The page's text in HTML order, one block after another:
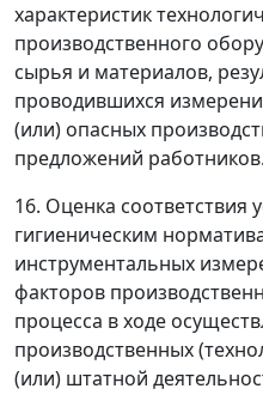
характеристик
производственного
сырья и материалов,
проводившихся
(или) опасных
предложений работников.
16. Оценка соответствия
гигиеническим
инструментальных
факторов
процесса в ходе
производственных
(или) штатной